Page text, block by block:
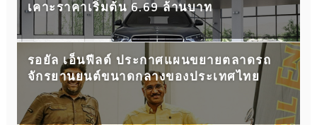
เคาะราคาเริ่มต้น 6.69 ล้านบาท
รอยัล เอ็นฟีลด์ ประกาศแผนขยายตลาดรถ
จักรยานยนต์ขนาดกลางของประเทศไทย